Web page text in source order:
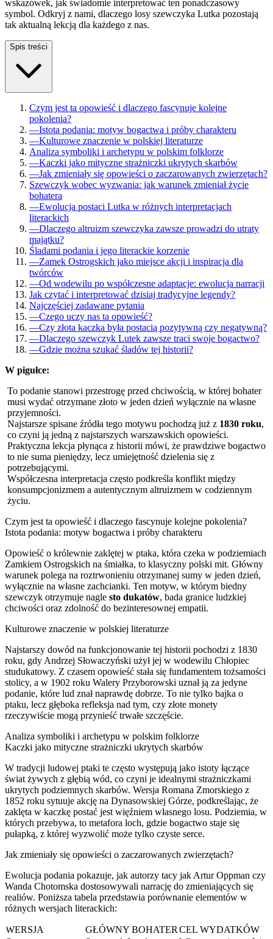
wskazówek, jak świadomie interpretować ten ponadczasowy
symbol. Odkryj z nami, dlaczego losy szewczyka Lutka pozostają
tak aktualną lekcją dla każdego z nas.
Spis treści
Czym jest ta opowieść i dlaczego fascynuje kolejne
pokolenia?
—Istota podania: motyw bogactwa i próby charakteru
—Kulturowe znaczenie w polskiej literaturze
Analiza symboliki i archetypu w polskim folklorze
—Kaczki jako mityczne strażniczki ukrytych skarbów
—Jak zmieniały się opowieści o zaczarowanych zwierzętach?
Szewczyk wobec wyzwania: jak warunek zmieniał życie
bohatera
—Ewolucja postaci Lutka w różnych interpretacjach
literackich
—Dlaczego altruizm szewczyka zawsze prowadzi do utraty
majątku?
Śladami podania i jego literackie korzenie
—Zamek Ostrogskich jako miejsce akcji i inspiracja dla
twórców
—Od wodewilu po współczesne adaptacje: ewolucja narracji
Jak czytać i interpretować dzisiaj tradycyjne legendy?
Najczęściej zadawane pytania
—Czego uczy nas ta opowieść?
—Czy złota kaczka była postacią pozytywną czy negatywną?
—Dlaczego szewczyk Lutek zawsze traci swoje bogactwo?
—Gdzie można szukać śladów tej historii?
W pigułce:
To podanie stanowi przestrogę przed chciwością, w której bohater
musi wydać otrzymane złoto w jeden dzień wyłącznie na własne
przyjemności.
Najstarsze spisane źródła tego motywu pochodzą już z 1830 roku,
co czyni ją jedną z najstarszych warszawskich opowieści.
Praktyczna lekcja płynąca z historii mówi, że prawdziwe bogactwo
to nie suma pieniędzy, lecz umiejętność dzielenia się z
potrzebującymi.
Współczesna interpretacja często podkreśla konflikt między
konsumpcjonizmem a autentycznym altruizmem w codziennym
życiu.
Czym jest ta opowieść i dlaczego fascynuje kolejne pokolenia?
Istota podania: motyw bogactwa i próby charakteru
Opowieść o królewnie zaklętej w ptaka, która czeka w podziemiach
Zamkiem Ostrogskich na śmiałka, to klasyczny polski mit. Główny
warunek polega na roztrwonieniu otrzymanej sumy w jeden dzień,
wyłącznie na własne zachcianki. Ten motyw, w którym biedny
szewczyk otrzymuje nagle sto dukatów, bada granice ludzkiej
chciwości oraz zdolność do bezinteresownej empatii.
Kulturowe znaczenie w polskiej literaturze
Najstarszy dowód na funkcjonowanie tej historii pochodzi z 1830
roku, gdy Andrzej Słowaczyński użył jej w wodewilu Chłopiec
studukatowy. Z czasem opowieść stała się fundamentem tożsamości
stolicy, a w 1902 roku Walery Przyborowski uznał ją za jedyne
podanie, które lud znał naprawdę dobrze. To nie tylko bajka o
ptaku, lecz głęboka refleksja nad tym, czy złote monety
rzeczywiście mogą przynieść trwałe szczęście.
Analiza symboliki i archetypu w polskim folklorze
Kaczki jako mityczne strażniczki ukrytych skarbów
W tradycji ludowej ptaki te często występują jako istoty łączące
świat żywych z głębią wód, co czyni je idealnymi strażniczkami
ukrytych podziemnych skarbów. Wersja Romana Zmorskiego z
1852 roku sytuuje akcję na Dynasowskiej Górze, podkreślając, że
zaklęta w kaczkę postać jest więźniem własnego losu. Podziemia, w
których przebywa, to metafora loch, gdzie bogactwo staje się
pułapką, z której wyzwolić może tylko czyste serce.
Jak zmieniały się opowieści o zaczarowanych zwierzętach?
Ewolucja podania pokazuje, jak autorzy tacy jak Artur Oppman czy
Wanda Chotomska dostosowywali narrację do zmieniających się
realiów. Poniższa tabela przedstawia porównanie elementów w
różnych wersjach literackich:
WERSJA GŁÓWNY BOHATER CEL WYDATKÓW